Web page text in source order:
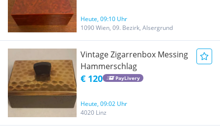
Heute, 09:10 Uhr
1090 Wien, 09. Bezirk, Alsergrund
Vintage Zigarrenbox Messing
Hammerschlag
€ 120 PayLivery
Heute, 09:02 Uhr
4020 Linz